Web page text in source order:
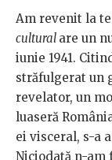
Am revenit la
cultural are un
iunie 1941.
străfulgerat un
revelator, un
luaseră
ei visceral, s-a
Niciodată n-am